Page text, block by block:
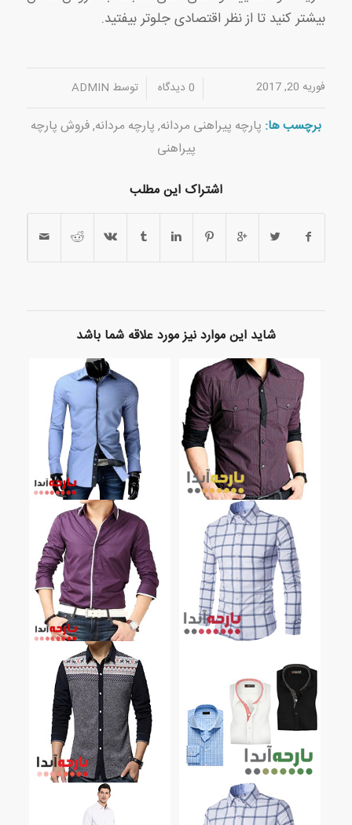
بیشتر کنید تا از نظر اقتصادی جلوتر بیفتید.
فوریه 20, 2017 0 دیدگاه/ توسط ADMIN
برچسب ها: پارچه پیراهنی مردانه, پارچه مردانه,فروش پارچه
پیراهنی
اشتراک این مطلب
شاید این موارد نیز مورد علاقه شما باشد